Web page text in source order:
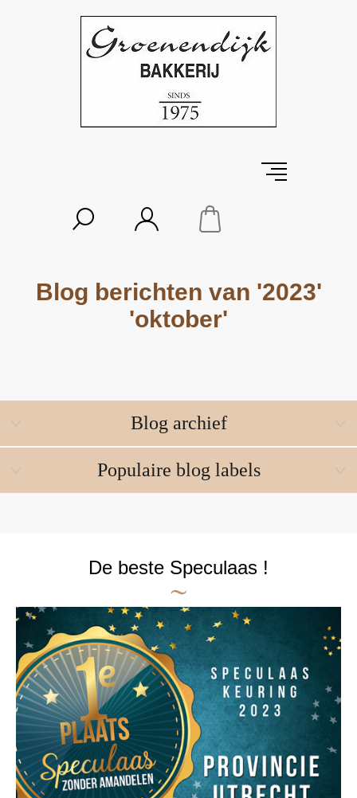
Blog berichten van '2023'
'oktober'
Blog archief
Populaire blog labels
De beste Speculaas !